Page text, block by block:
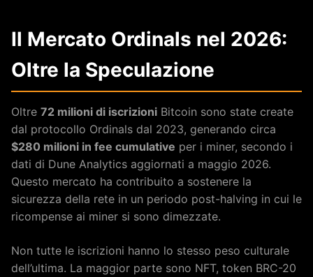
Il Mercato Ordinals nel 2026:
Oltre la Speculazione
Oltre 72 milioni di iscrizioni Bitcoin sono state create
dal protocollo Ordinals dal 2023, generando circa
$280 milioni in fee cumulative per i miner, secondo i
dati di Dune Analytics aggiornati a maggio 2026.
Questo mercato ha contribuito a sostenere la
sicurezza della rete in un periodo post-halving in cui le
ricompense ai miner si sono dimezzate.
Non tutte le iscrizioni hanno lo stesso peso culturale
dell’ultima. La maggior parte sono NFT, token BRC-20